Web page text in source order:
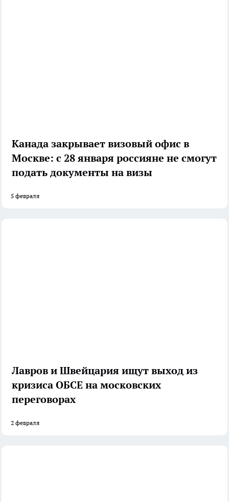
Канада закрывает визовый офис в
Москве: с 28 января россияне не смогут
подать документы на визы
5 февраля
Лавров и Швейцария ищут выход из
кризиса ОБСЕ на московских
переговорах
2 февраля